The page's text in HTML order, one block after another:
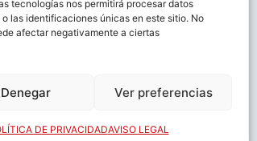
tecnologías nos permitirá procesar datos
las identificaciones únicas en este sitio. No
afectar negativamente a ciertas
Denegar Ver preferencias
DE PRIVACIDADAVISO LEGAL